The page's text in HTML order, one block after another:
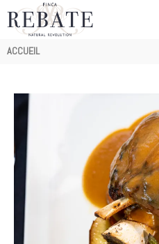
Fil
ACCUEIL